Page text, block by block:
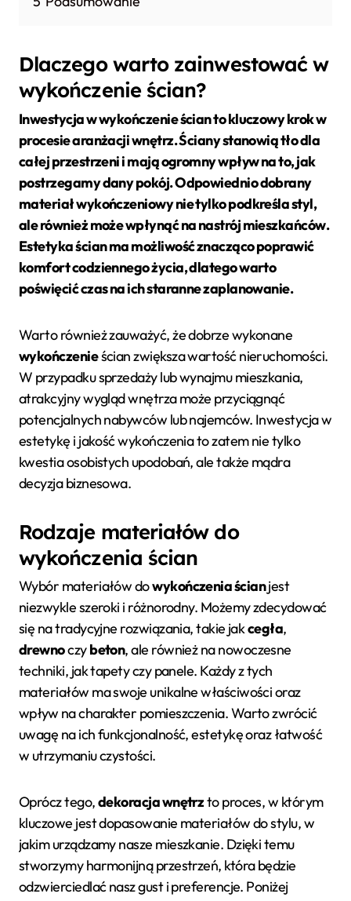
Dlaczego warto zainwestować w
wykończenie ścian?
Inwestycja wwykończenie ścianto kluczowy krok w
procesie aranżacji wnętrz. Ściany stanowią tło dla
całej przestrzeni i mają ogromny wpływ na to, jak
postrzegamy dany pokój. Odpowiednio dobrany
materiał wykończeniowy nie tylko podkreśla styl,
ale również może wpłynąć na nastrój mieszkańców.
Estetykaścian ma możliwość znacząco poprawić
komfort codziennego życia, dlatego warto
poświęcić czas na ich staranne zaplanowanie.
Warto również zauważyć, że dobrze wykonane
wykończenieścian zwiększa wartość nieruchomości.
W przypadku sprzedaży lub wynajmu mieszkania,
atrakcyjny wygląd wnętrza może przyciągnąć
potencjalnych nabywców lub najemców. Inwestycja w
estetykę i jakość wykończenia to zatem nie tylko
kwestia osobistych upodobań, ale także mądra
decyzja biznesowa.
Rodzaje materiałów do
wykończenia ścian
Wybór materiałów dowykończenia ścianjest
niezwykle szeroki i różnorodny. Możemy zdecydować
się na tradycyjne rozwiązania, takie jakcegła,
drewnoczybeton, ale również na nowoczesne
techniki, jak tapety czy panele. Każdy z tych
materiałów ma swoje unikalne właściwości oraz
wpływ na charakter pomieszczenia. Warto zwrócić
uwagę na ich funkcjonalność, estetykę oraz łatwość
w utrzymaniu czystości.
Oprócz tego,dekoracja wnętrzto proces, w którym
kluczowe jest dopasowanie materiałów do stylu, w
jakim urządzamy nasze mieszkanie. Dzięki temu
stworzymy harmonijną przestrzeń, która będzie
odzwierciedlać nasz gust i preferencje. Poniżej